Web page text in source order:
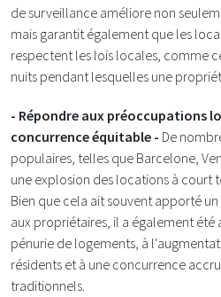
de surveillance améliore non
mais garantit également que les
respectent les lois locales, comme
nuits pendant lesquelles une
- Répondre aux préoccupations
concurrence équitable - De
populaires, telles que Barcelone,
une explosion des locations à court
Bien que cela ait souvent apporté
aux propriétaires, il a également été
pénurie de logements, à
résidents et à une concurrence
traditionnels.